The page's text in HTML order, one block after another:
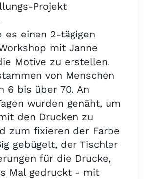
Projekt
es einen 2-tägigen
mit Janne
Motive zu erstellen.
von Menschen
6 bis über 70. An
wurden genäht, um
den Drucken zu
zum fixieren der Farbe
gebügelt, der Tischler
für die Drucke,
Mal gedruckt - mit